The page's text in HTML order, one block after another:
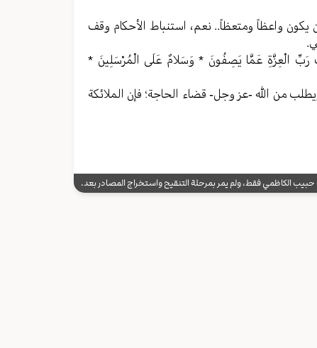
يكون واعظاً ومتعظاً.. نعم، استنباط الأحكام وقف
الْعِزَّةِ عَمَّا يَصِفُونَ * وَسَلامٌ عَلَى الْمُرْسَلِينَ *
من الله -عز وجل- قضاء الحاجة؛ فإن الملائكة
الكاظمي فقط، ولم يمر بمرحلة التنقيح واستخراج المصادر بعد.